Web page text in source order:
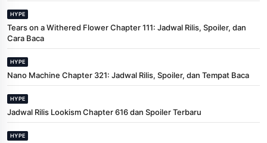
HYPE
Tears on a Withered Flower Chapter 111: Jadwal Rilis, Spoiler, dan
Cara Baca
HYPE
Nano Machine Chapter 321: Jadwal Rilis, Spoiler, dan Tempat Baca
HYPE
Jadwal Rilis Lookism Chapter 616 dan Spoiler Terbaru
HYPE